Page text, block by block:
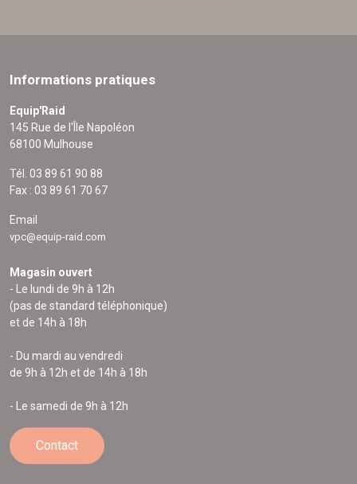
Informations pratiques
Equip'Raid
145 Rue de l'Île Napoléon
68100 Mulhouse
Tél. 03 89 61 90 88
Fax : 03 89 61 70 67
Email
vpc@equip-raid.com
Magasin ouvert
- Le lundi de 9h à 12h
(pas de standard téléphonique)
et de 14h à 18h
- Du mardi au vendredi
de 9h à 12h et de 14h à 18h
- Le samedi de 9h à 12h
Contact